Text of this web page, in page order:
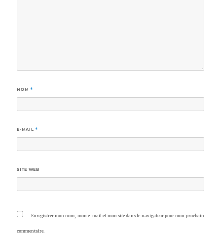
NOM *
E-MAIL *
SITE WEB
Enregistrer mon nom, mon e-mail et mon site dans le navigateur pour mon prochain
commentaire.